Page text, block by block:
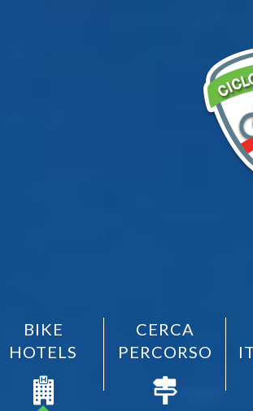
BIKE
HOTELS
CERCA
PERCORSO